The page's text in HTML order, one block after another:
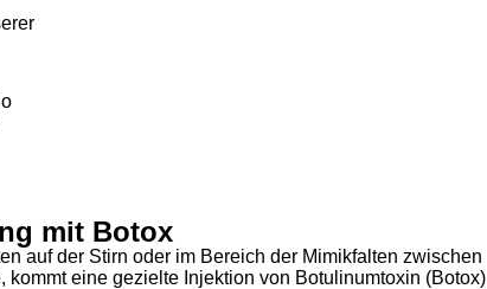
mit Botox
auf der Stirn oder im Bereich der Mimikfalten zwischen
kommt eine gezielte Injektion von Botulinumtoxin (Botox)